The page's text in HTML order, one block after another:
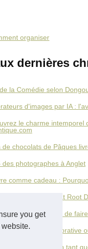
you get
organiser
dernières
la Comédie selon
d'images par IA :
le charme intemporel
de chocolats de Pâques
des photographes à Anglet
comme cadeau :
le Full Tone Beat
bonnes raisons de
transparente : Décorative
droits avez-vous en tant